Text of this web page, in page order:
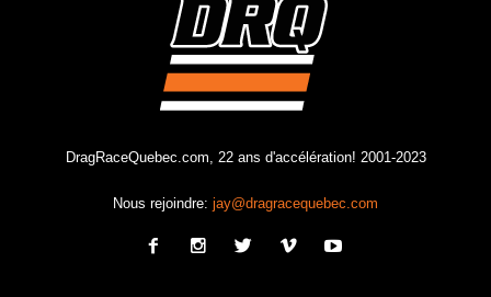
DragRaceQuebec.com, 22 ans d'accélération! 2001-2023
Nous rejoindre: jay@dragracequebec.com